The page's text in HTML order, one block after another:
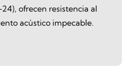
ofrecen resistencia al
acústico impecable.